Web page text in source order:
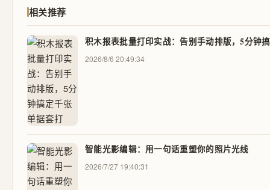
相关推荐
积木报表批量打印实战：告别手动排版，5分钟
2026/8/6 20:49:34
智能光影编辑：用一句话重塑你的照片光线
2026/7/27 19:40:31